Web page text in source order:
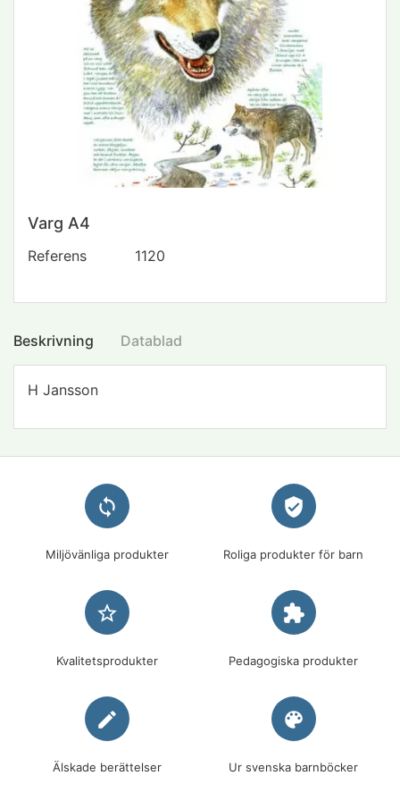
Varg A4
Referens 1120
Beskrivning Datablad
H Jansson
loop
Miljövänliga produkter
verified_user
Roliga produkter för barn
star_border
Kvalitetsprodukter
extension
Pedagogiska produkter
edit
Älskade berättelser
palette
Ur svenska barnböcker